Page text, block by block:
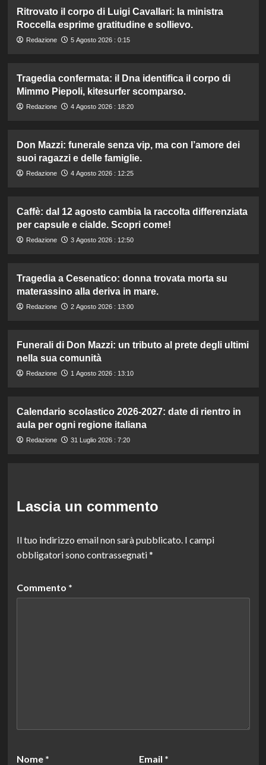
Ritrovato il corpo di Luigi Cavallari: la ministra
Roccella esprime gratitudine e sollievo.
Redazione 5 Agosto 2026 : 0:15
Tragedia confermata: il Dna identifica il corpo di
Mimmo Piepoli, kitesurfer scomparso.
Redazione 4 Agosto 2026 : 18:20
Don Mazzi: funerale senza vip, ma con l’amore dei
suoi ragazzi e delle famiglie.
Redazione 4 Agosto 2026 : 12:25
Caffè: dal 12 agosto cambia la raccolta differenziata
per capsule e cialde. Scopri come!
Redazione 3 Agosto 2026 : 12:50
Tragedia a Cesenatico: donna trovata morta su
materassino alla deriva in mare.
Redazione 2 Agosto 2026 : 13:00
Funerali di Don Mazzi: un tributo al prete degli ultimi
nella sua comunità
Redazione 1 Agosto 2026 : 13:10
Calendario scolastico 2026-2027: date di rientro in
aula per ogni regione italiana
Redazione 31 Luglio 2026 : 7:20
Lascia un commento
Il tuo indirizzo email non sarà pubblicato. I campi
obbligatori sono contrassegnati*
Commento *
Nome * Email *